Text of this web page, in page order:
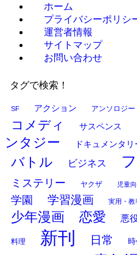
ホーム
プライバシーポリシ
運営者情報
サイトマップ
お問い合わせ
タグで検索！
SF アクション アンソロジー
コメディ サスペンス
ンタジー
ドキュメンタリ
バトル ビジネス
ミステリー ヤクザ 児童
学園 学習漫画 実用・教
少年漫画 恋愛 悪
料理 新刊 日常 時